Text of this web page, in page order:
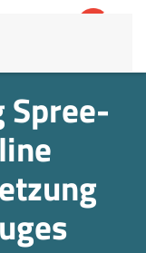
Spree-